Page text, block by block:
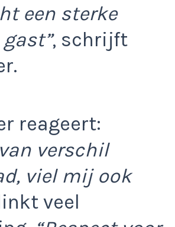
een sterke
, schrijft
reageert:
verschil
viel mij ook
veel